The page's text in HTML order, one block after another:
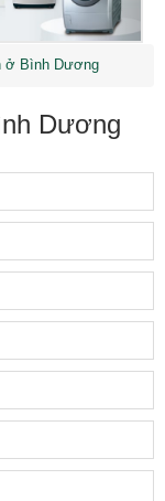
ở Bình Dương
Dương